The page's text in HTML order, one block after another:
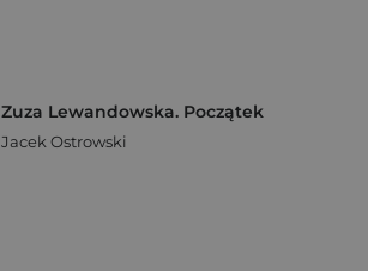
Zuza Lewandowska. Początek
Jacek Ostrowski